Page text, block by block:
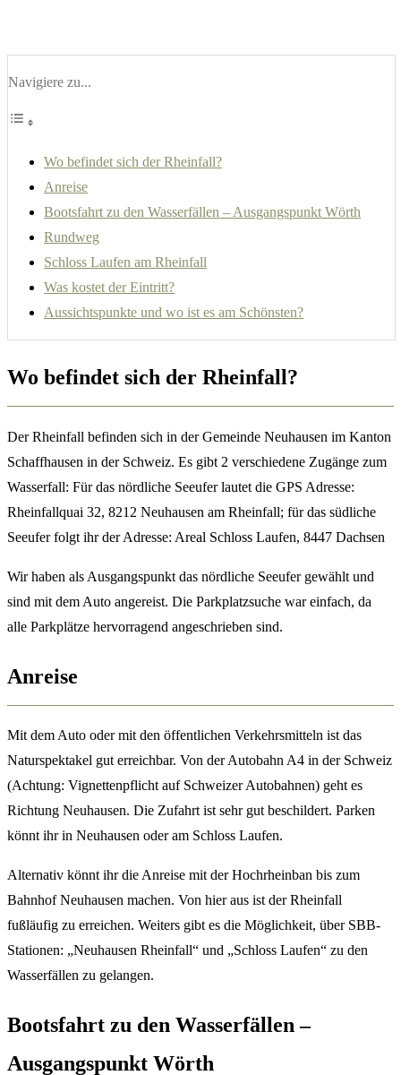
Navigiere zu...
Wo befindet sich der Rheinfall?
Anreise
Bootsfahrt zu den Wasserfällen – Ausgangspunkt Wörth
Rundweg
Schloss Laufen am Rheinfall
Was kostet der Eintritt?
Aussichtspunkte und wo ist es am Schönsten?
Wo befindet sich der Rheinfall?
Der Rheinfall befinden sich in der Gemeinde Neuhausen im Kanton
Schaffhausen in der Schweiz. Es gibt 2 verschiedene Zugänge zum
Wasserfall: Für das nördliche Seeufer lautet die GPS Adresse:
Rheinfallquai 32, 8212 Neuhausen am Rheinfall; für das südliche
Seeufer folgt ihr der Adresse: Areal Schloss Laufen, 8447 Dachsen
Wir haben als Ausgangspunkt das nördliche Seeufer gewählt und
sind mit dem Auto angereist. Die Parkplatzsuche war einfach, da
alle Parkplätze hervorragend angeschrieben sind.
Anreise
Mit dem Auto oder mit den öffentlichen Verkehrsmitteln ist das
Naturspektakel gut erreichbar. Von der Autobahn A4 in der Schweiz
(Achtung: Vignettenpflicht auf Schweizer Autobahnen) geht es
Richtung Neuhausen. Die Zufahrt ist sehr gut beschildert. Parken
könnt ihr in Neuhausen oder am Schloss Laufen.
Alternativ könnt ihr die Anreise mit der Hochrheinban bis zum
Bahnhof Neuhausen machen. Von hier aus ist der Rheinfall
fußläufig zu erreichen. Weiters gibt es die Möglichkeit, über SBB-
Stationen: „Neuhausen Rheinfall“ und „Schloss Laufen“ zu den
Wasserfällen zu gelangen.
Bootsfahrt zu den Wasserfällen–
Ausgangspunkt Wörth